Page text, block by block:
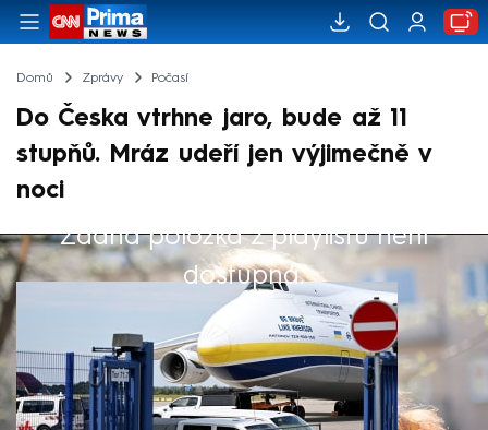
Domů Zprávy Počasí
Do Česka vtrhne jaro, bude až 11
stupňů. Mráz udeří jen výjimečně v
noci
Žádná položka z playlistu není
dostupná.
Výběr redakce